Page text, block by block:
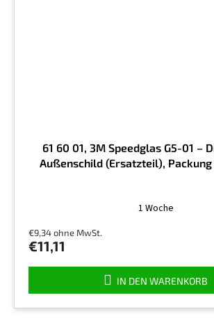
61 60 01, 3M Speedglas G5-01 –
Außenschild (Ersatzteil),
1 Woche
€9,34 ohne MwSt.
€11,11
IN DEN WARENKORB